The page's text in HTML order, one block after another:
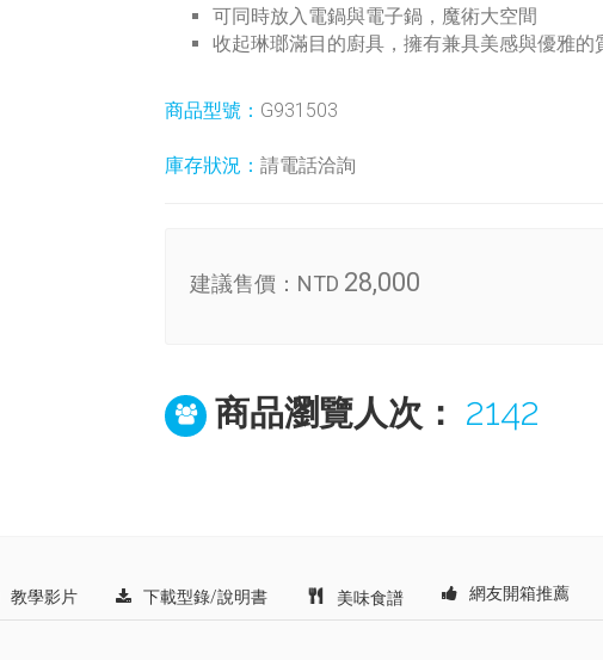
可同時放入電鍋與電子鍋，魔術大空間
收起琳瑯滿目的廚具，擁有兼具美感與優雅的
商品型號： G931503
庫存狀況： 請電話洽詢
建議售價： NTD 28,000
商品瀏覽人次： 2142
教學影片 下載型錄/說明書 美味食譜 網友開箱推薦